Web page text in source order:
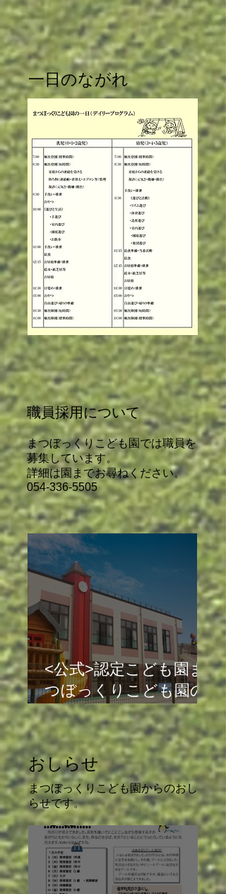
​一日のながれ
職員採用について
まつぼっくりこども園では職員を
募集しています。
​詳細は園までお尋ねください。
054-336-5505
<公式>認定こども園ま
つぼっくりこども園の
求人です | 保育・看護|
静岡市清水区三保|
おしらせ
​まつぼっくりこども園からのおし
らせです。